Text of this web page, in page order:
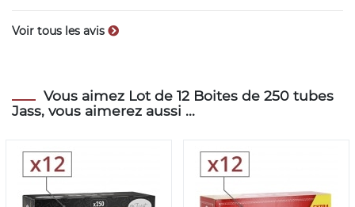
Voir tous les avis
Vous aimez Lot de 12 Boites de 250 tubes
Jass, vous aimerez aussi ...